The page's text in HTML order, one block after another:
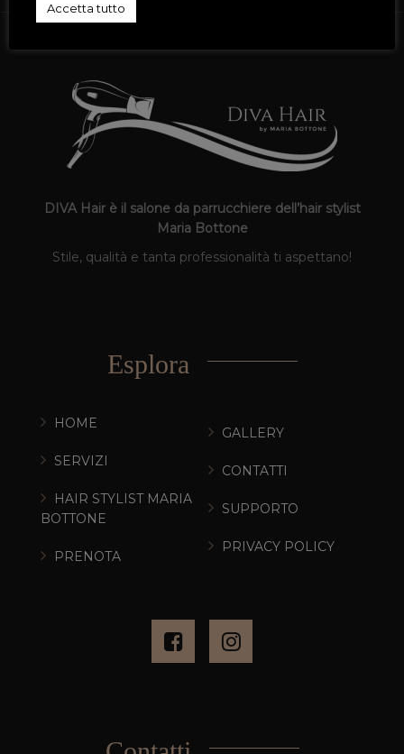
DIVA Hair è il salone da parrucchiere dell’hair stylist
Maria Bottone
Stile, qualità e tanta professionalità ti aspettano!
Esplora
HOME
SERVIZI
HAIR STYLIST MARIA
BOTTONE
PRENOTA
GALLERY
CONTATTI
SUPPORTO
PRIVACY POLICY
Accetta tutto